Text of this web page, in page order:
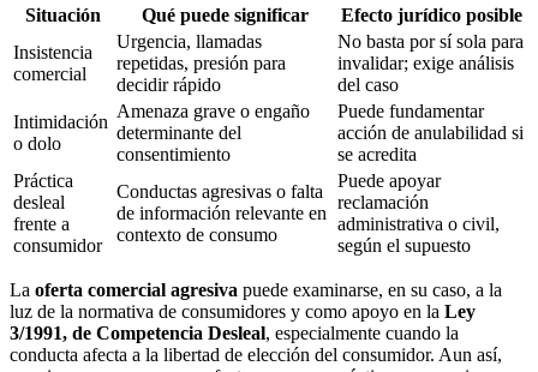
Situación Qué puede significar
Efecto jurídico posible
Insistencia
comercial
Urgencia, llamadas
repetidas, presión para
decidir rápido
No basta por sí sola para
invalidar; exige análisis
del caso
Intimidación
o dolo
Amenaza grave o engaño
determinante del
consentimiento
Puede fundamentar
acción de anulabilidad si
se acredita
Práctica
desleal
frente a
consumidor
Conductas agresivas o falta
de información relevante en
contexto de consumo
Puede apoyar
reclamación
administrativa o civil,
según el supuesto
La oferta comercial agresiva puede examinarse, en su caso, a la
luz de la normativa de consumidores y como apoyo en la Ley
3/1991, de Competencia Desleal, especialmente cuando la
conducta afecta a la libertad de elección del consumidor. Aun así,